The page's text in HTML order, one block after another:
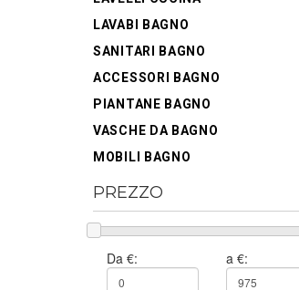
LAVABI BAGNO
SANITARI BAGNO
ACCESSORI BAGNO
PIANTANE BAGNO
VASCHE DA BAGNO
MOBILI BAGNO
PREZZO
Da €: a €: